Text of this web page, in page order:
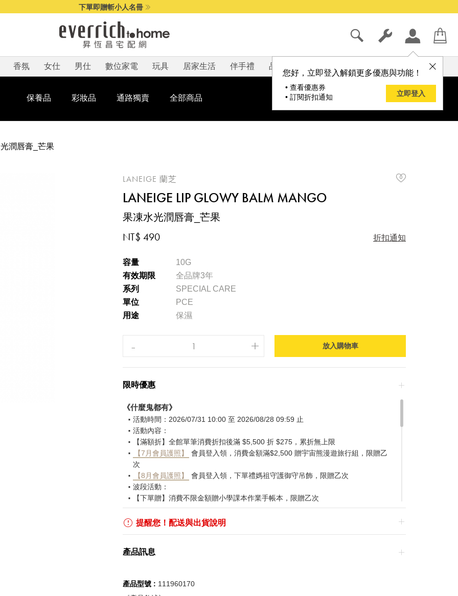
下單即贈斬小人名冊
您好，立即登入解鎖更多優惠與功能！
• 查看優惠券
• 訂閱折扣通知
立即登入
香氛 女仕 男仕 數位家電 玩具 居家生活 伴手禮 品牌
保養品 彩妝品 通路獨賣 全部商品
潤唇膏_芒果
LANEIGE 蘭芝
LANEIGE LIP GLOWY BALM MANGO
果凍水光潤唇膏_芒果
NT$ 490 折扣通知
容量
10G
有效期限
全品牌3年
系列
SPECIAL CARE
單位
PCE
用途
保濕
放入購物車
限時優惠
《什麼鬼都有》
活動時間：2026/07/31 10:00 至 2026/08/28 09:59 止
活動內容：
【滿額折】全館單筆消費折扣後滿 $5,500 折 $275，累折無上限
【7月會員護照】
會員登入領，消費金額滿$2,500 贈宇宙熊漫遊旅行組，限贈乙
次
【8月會員護照】
會員登入領，下單禮媽祖守護御守吊飾，限贈乙次
波段活動：
【下單贈】消費不限金額贈小學課本作業手帳本，限贈乙次
【下單贈】消費不限金額加贈蚵仔煎單包，限贈乙次
【滿額贈】消費折扣滿$2,000 贈小學生課本透明旅行袋，限贈乙次
【職場續命包】
【$520購物金】2026/8/15 - 2026/8/19 消費折扣滿$7,500 可折
提醒您！配送與出貨說明
產品訊息
產品型號 : 111960170